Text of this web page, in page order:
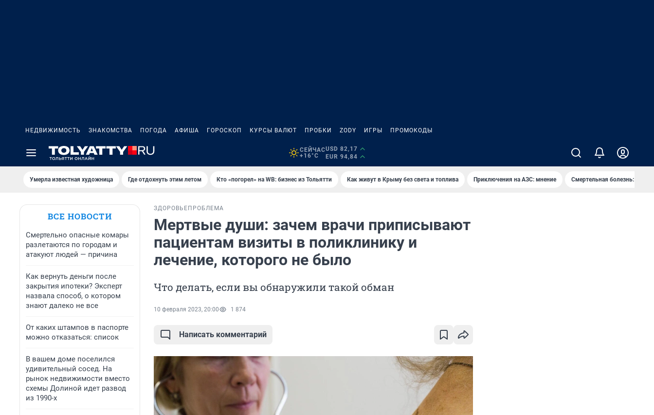
НЕДВИЖИМОСТЬ ЗНАКОМСТВА ПОГОДА АФИША ГОРОСКОП КУРСЫ ВАЛЮТ ПРОБКИ ZODY ИГРЫ ПРОМОКОДЫ
СЕЙЧАС
+16°C
USD 82,17
EUR 94,84
Умерла известная художница Где отдохнуть этим летом Кто «погорел» на WB: бизнес из Тольятти Как живут в Крыму без света и топлива Приключения на АЗС: мнение Смертельная болезнь:
ВСЕ НОВОСТИ
Смертельно опасные комары
разлетаются по городам и
атакуют людей — причина
Как вернуть деньги после
закрытия ипотеки? Эксперт
назвала способ, о котором
знают далеко не все
От каких штампов в паспорте
можно отказаться: список
В вашем доме поселился
удивительный сосед. На
рынок недвижимости вместо
схемы Долиной идет развод
из 1990-х
ЗДОРОВЬЕ ПРОБЛЕМА
Мертвые души: зачем врачи приписывают
пациентам визиты в поликлинику и
лечение, которого не было
Что делать, если вы обнаружили такой обман
10 февраля 2023, 20:00 1 874
Написать комментарий